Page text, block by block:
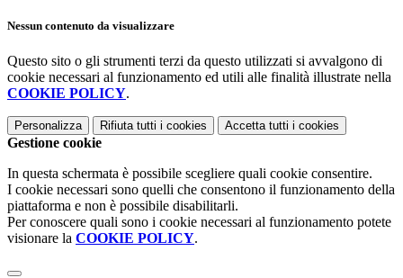
Nessun contenuto da visualizzare
Questo sito o gli strumenti terzi da questo utilizzati si avvalgono di
cookie necessari al funzionamento ed utili alle finalità illustrate nella
COOKIE POLICY.
Personalizza Rifiuta tutti i cookies Accetta tutti i cookies
Gestione cookie
In questa schermata è possibile scegliere quali cookie consentire.
I cookie necessari sono quelli che consentono il funzionamento della
piattaforma e non è possibile disabilitarli.
Per conoscere quali sono i cookie necessari al funzionamento potete
visionare la COOKIE POLICY.